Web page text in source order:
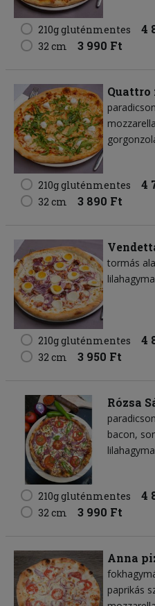
210g gluténmentes 4
32 cm 3 990 Ft
Quattro
210g gluténmentes 4
32 cm 3 890 Ft
tormás
lilahagyma
210g gluténmentes 4
32 cm 3 950 Ft
Rózsa
bacon
lilahagyma
210g gluténmentes 4
32 cm 3 990 Ft
Anna
paprikás